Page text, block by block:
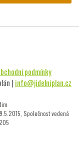
podmínky
| info@jidelniplan.cz
Společnost vedená